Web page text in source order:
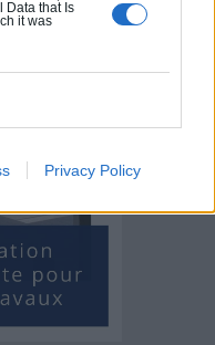
Data that Is
it was
Privacy Policy